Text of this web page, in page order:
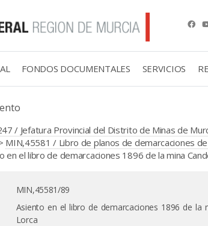
FONDOS DOCUMENTALES SERVICIOS
/ Jefatura Provincial del Distrito de Minas de
MIN,45581 / Libro de planos de demarcaciones
el libro de demarcaciones 1896 de la mina
MIN,45581/89
Asiento en el libro de demarcaciones 1896 de la
Lorca